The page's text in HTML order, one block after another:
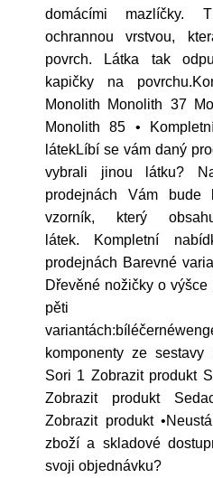
domácími mazlíčky.
ochrannou vrstvou,
povrch. Látka tak
kapičky na
Monolith Monolith 37
Monolith 85 •
látekLíbí se vám daný
vybrali jinou látku?
prodejnách Vám bude
vzorník, který
látek. Kompletní
prodejnách Barevné
Dřevěné nožičky o
pěti
komponenty ze
Sori 1 Zobrazit produkt
Zobrazit produkt
Zobrazit produkt
zboží a skladové
svoji objednávku?